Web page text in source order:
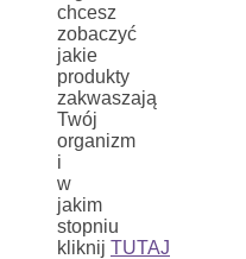
chcesz
zobaczyć
jakie
produkty
zakwaszają
Twój
organizm
i
w
jakim
stopniu
kliknij TUTAJ